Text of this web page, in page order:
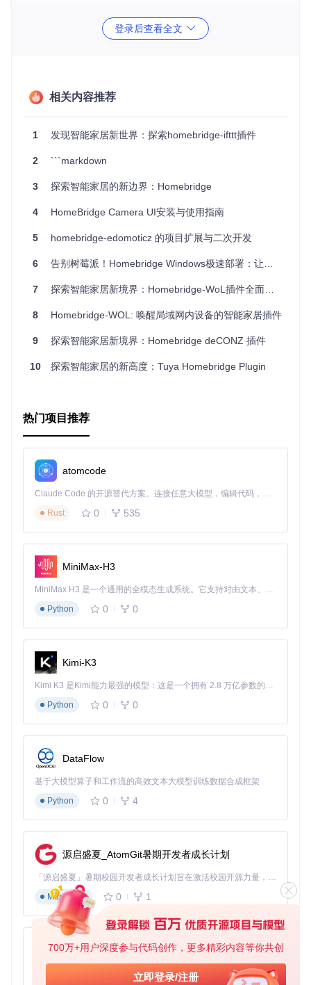
700万+用户深度参与代码创作，更多精彩内容等你共创
立即登录/注册
场景联动，一切皆变得简单而直观。对于开发者而言，这一工
具更是实现个性化智能家居解决方案的得力助手，比如集成老
项目特点
集成到HomeKit生态。
备的对接需求。
网络负担。
拓展更多功能。
homebridge-http不仅仅是一个软件项目，它是通往智能家居
社区贡献力量的开发者，不妨深入探索这一项目，或许你就是
吧，一起加入这个充满活力的社区，共同塑造智能生活的未
登录后查看全文
相关内容推荐
1 发现智能家居新世界：探索homebridge-ifttt插件
2 ```markdown
3 探索智能家居的新边界：Homebridge
4 HomeBridge Camera UI安装与使用指南
5 homebridge-edomoticz 的项目扩展与二次开发
6 告别树莓派！Homebridge Windows极速部署：让旧PC变身智能家居中枢
7 探索智能家居新境界：Homebridge-WoL插件全面解析与推荐
8 Homebridge-WOL: 唤醒局域网内设备的智能家居插件
9 探索智能家居新境界：Homebridge deCONZ 插件
10 探索智能家居的新高度：Tuya Homebridge Plugin
热门项目推荐
atomcode
Claude Code 的开源替代方案。连接任意大模型，编辑代码，运行命令，自动验证 — 全自动执行。用 Rust 构建，极致性能。 ｜ An open-source alternative to Claude Code. Connect any LLM, edit code, run commands, and verify changes — autonomously. Built in Rust for speed. Get Started
Rust
0 535
MiniMax-H3
MiniMax H3 是一个通用的全模态生成系统。它支持对由文本、图像、视频和音频组成的多模态上下文进行统一理解，并能生成分辨率高达 2K、时长可达 15 秒的带原生立体声音频的视频。得益于面向任务泛化的系统设计，H3 在预训练阶段就已具备广泛的多模态上下文理解与生成能力，能够出色地执行复杂的多模态指令。
Python
0 0
Kimi-K3
Kimi K3 是Kimi能力最强的模型：这是一个拥有 2.8 万亿参数的混合专家（MoE）模型，具备原生视觉理解能力，并支持 100 万 token 的上下文窗口。
Python
0 0
DataFlow
基于大模型算子和工作流的高效文本大模型训练数据合成框架
Python
0 4
源启盛夏_AtomGit暑期开发者成长计划
「源启盛夏」暑期校园开发者成长计划旨在激活校园开源力量，通过积分激励、认证扶持、资源倾斜等形式，引导高校组织和开发者完成「入驻 — 建项目 — 做贡献 — 获认证 — 得资源」的完整闭环。无论你是想带领社团入驻平台的组织者，还是希望用代码贡献证明自己的开发者，都能在这里找到属于你的成长路径。
Markdown
0 1
py-xiaozhi
基于Python的Xiaozhi AI，适用于想要完整Xiaozhi体验而无需拥有专用硬件的用户。